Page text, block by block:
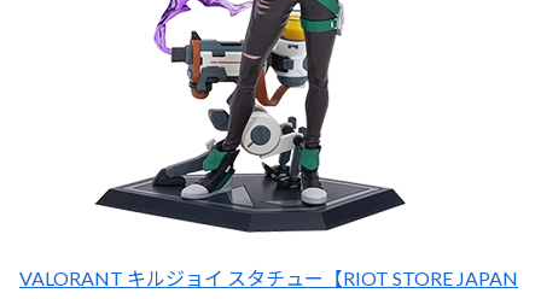
VALORANT キルジョイ スタチュー【RIOT STORE JAPAN